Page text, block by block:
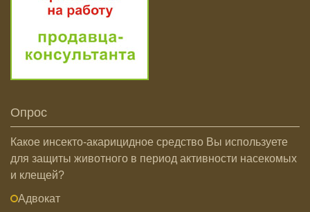
Опрос
Какое инсекто-акарицидное средство Вы используете
для защиты животного в период активности насекомых
и клещей?
Адвокат